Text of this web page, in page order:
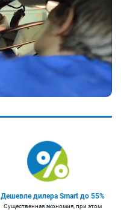
Дешевле дилера Smart до 55%
Существенная экономия, при этом